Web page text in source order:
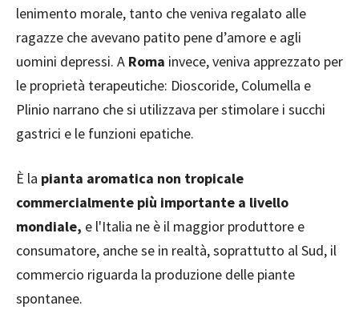
lenimento morale, tanto che veniva regalato alle
ragazze che avevano patito pene d’amore e agli
uomini depressi. A Roma invece, veniva apprezzato per
le proprietà terapeutiche: Dioscoride, Columella e
Plinio narrano che si utilizzava per stimolare i succhi
gastrici e le funzioni epatiche.
È la pianta aromatica non tropicale
commercialmente più importante a livello
mondiale, e l'Italia ne è il maggior produttore e
consumatore, anche se in realtà, soprattutto al Sud, il
commercio riguarda la produzione delle piante
spontanee.